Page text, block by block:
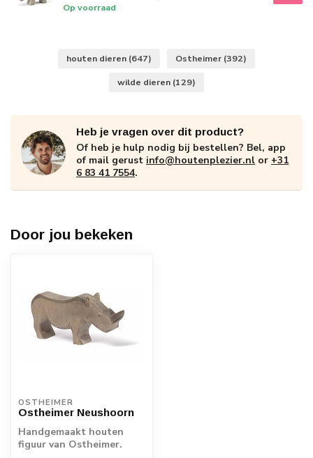
Op voorraad
houten dieren (647) Ostheimer (392)
wilde dieren (129)
Heb je vragen over dit product?
Of heb je hulp nodig bij bestellen? Bel, app
of mail gerust info@houtenplezier.nl or +31
6 83 41 7554.
Door jou bekeken
OSTHEIMER
Ostheimer Neushoorn
Handgemaakt houten
figuur van Ostheimer.